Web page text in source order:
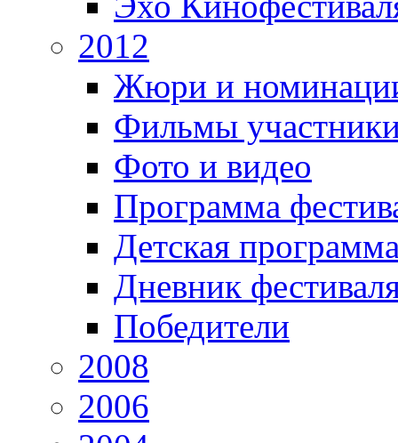
2012
Жюри и
Фильмы
Фото и видео
Программа
Детская
Дневник
Победители
2008
2006